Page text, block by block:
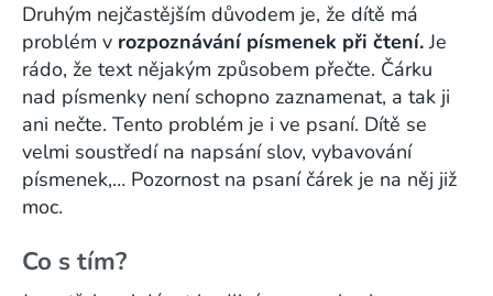
Druhým nejčastějším důvodem je, že dítě má
problém v rozpoznávání písmenek při čtení.Je
rádo, že text nějakým způsobem přečte. Čárku
nad písmenky není schopno zaznamenat, a tak ji
ani nečte. Tento problém je i ve psaní. Dítě se
velmi soustředí na napsání slov, vybavování
písmenek,… Pozornost na psaní čárek je na něj již
moc.
Co s tím?